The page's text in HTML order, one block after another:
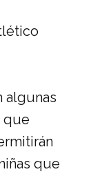
algunas
que
que